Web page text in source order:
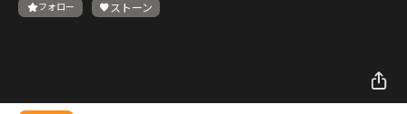
フォロー ストーン